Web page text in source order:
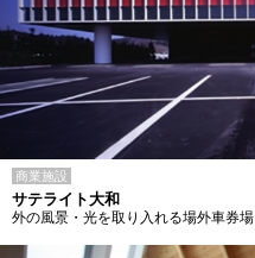
商業施設
サテライト大和
外の風景・光を取り入れる場外車券場